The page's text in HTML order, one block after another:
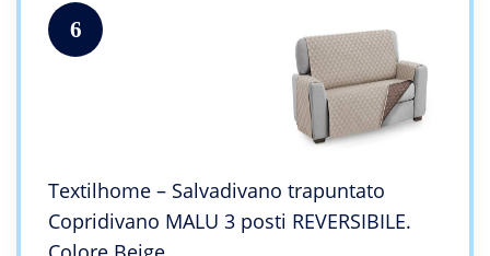
6
Textilhome – Salvadivano trapuntato
Copridivano MALU 3 posti REVERSIBILE.